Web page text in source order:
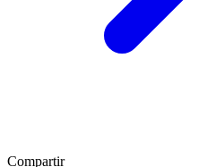
Compartir